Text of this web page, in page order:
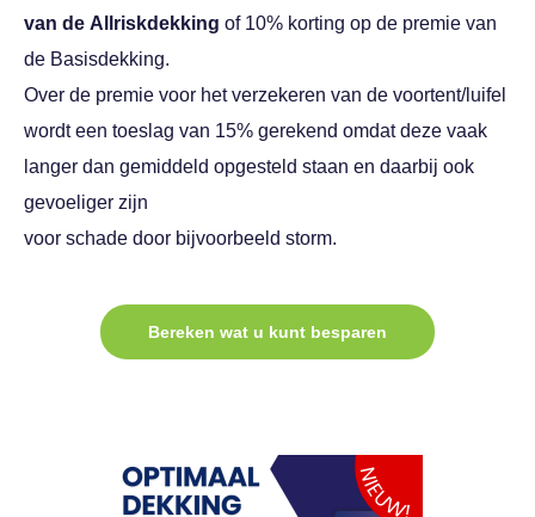
van de Allriskdekking of 10% korting op de premie van
de Basisdekking.
Over de premie voor het verzekeren van de voortent/luifel
wordt een toeslag van 15% gerekend omdat deze vaak
langer dan gemiddeld opgesteld staan en daarbij ook
gevoeliger zijn
voor schade door bijvoorbeeld storm.
Bereken wat u kunt besparen